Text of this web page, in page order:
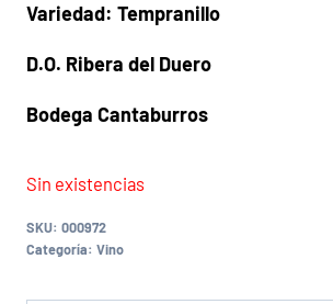
Variedad: Tempranillo
D.O. Ribera del Duero
Bodega Cantaburros
Sin existencias
SKU: 000972
Categoría: Vino